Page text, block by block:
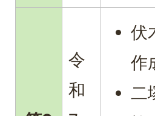
令
和
伏
作
二